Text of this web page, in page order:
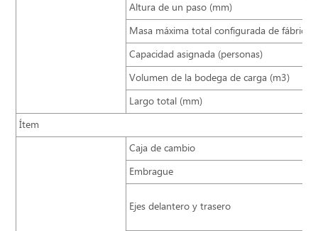
Altura de un paso (mm)
Masa máxima total configurada de fábrica
Capacidad asignada (personas)
Volumen de la bodega de carga (m3)
Largo total (mm)
Ítem
Caja de cambio
Embrague
Ejes delantero y trasero